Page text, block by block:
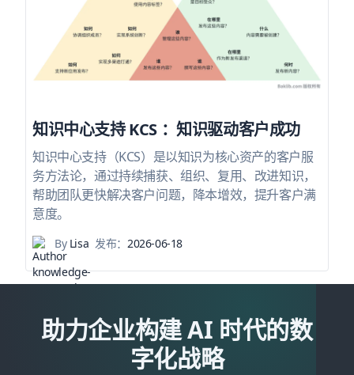
知识中心支持 KCS ：知识驱动客户成功
知识中心支持（KCS）是以知识为核心资产的客户服
务方法论，通过持续捕获、组织、复用、改进知识，
帮助团队更快解决客户问题，降本增效，提升客户满
意度。
ByLisa 发布：2026-06-18
助力企业构建 AI 时代的数
字化战略